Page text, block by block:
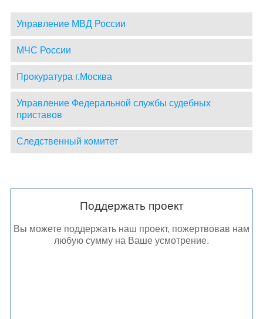
Управление МВД России
МЧС России
Прокуратура г.Москва
Управление Федеральной службы судебных
приставов
Следственный комитет
Поддержать проект
Вы можете поддержать наш проект, пожертвовав нам
любую сумму на Ваше усмотрение.